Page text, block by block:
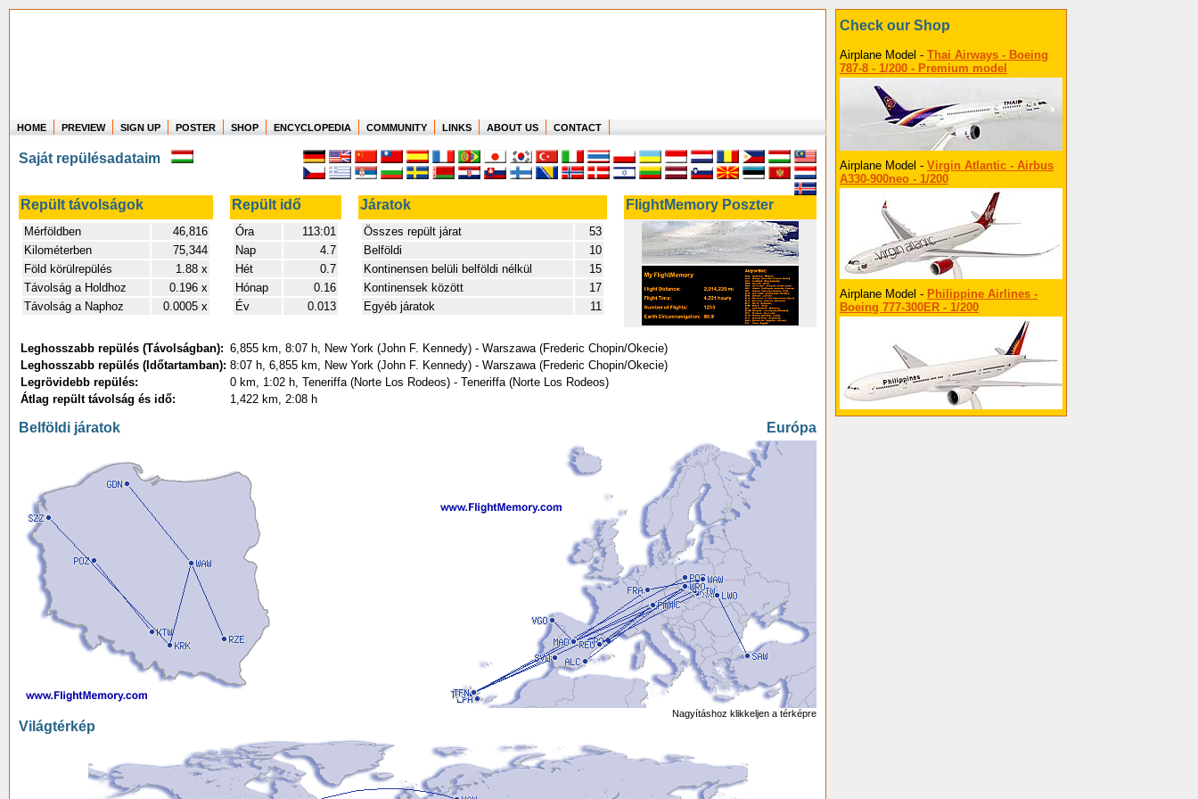
Where in the world have you flown?
How long have you been in the air?
Create your own FlightMemory and see!
HOME PREVIEW SIGN UP POSTER SHOP ENCYCLOPEDIA COMMUNITY LINKS ABOUT US CONTACT
Saját repülésadataim
Repült távolságok Repült idő Járatok FlightMemory Poszter
Mérföldben
46,816
Kilométerben
75,344
Föld körülrepülés
1.88 x
Távolság a Holdhoz
0.196 x
Távolság a Naphoz
0.0005 x
Óra
113:01
Nap
4.7
Hét
0.7
Hónap
0.16
Év
0.013
Összes repült járat
53
Belföldi
10
Kontinensen belüli belföldi nélkül
15
Kontinensek között
17
Egyéb járatok
11
Leghosszabb repülés (Távolságban): 6,855 km, 8:07 h, New York (John F. Kennedy) - Warszawa (Frederic Chopin/Okecie)
Leghosszabb repülés (Időtartamban): 8:07 h, 6,855 km, New York (John F. Kennedy) - Warszawa (Frederic Chopin/Okecie)
Legrövidebb repülés:
0 km, 1:02 h, Teneriffa (Norte Los Rodeos) - Teneriffa (Norte Los Rodeos)
Átlag repült távolság és idő:
1,422 km, 2:08 h
Belföldi járatok Európa
Nagyításhoz klikkeljen a térképre
Világtérkép
Check our Shop
Airplane Model - Thai Airways - Boeing
787-8 - 1/200 - Premium model
Airplane Model - Virgin Atlantic - Airbus
A330-900neo - 1/200
Airplane Model - Philippine Airlines -
Boeing 777-300ER - 1/200